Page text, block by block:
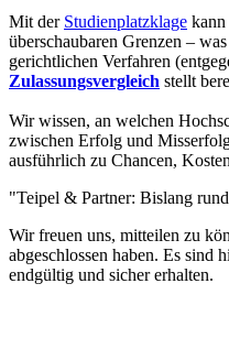
Mit der Studienplatzklage
überschaubaren Grenzen –
gerichtlichen Verfahren
Zulassungsvergleich stellt
Wir wissen, an welchen
zwischen Erfolg und
ausführlich zu Chancen,
"Teipel & Partner: Bislang
Wir freuen uns, mitteilen zu
abgeschlossen haben. Es sind
endgültig und sicher erhalten.